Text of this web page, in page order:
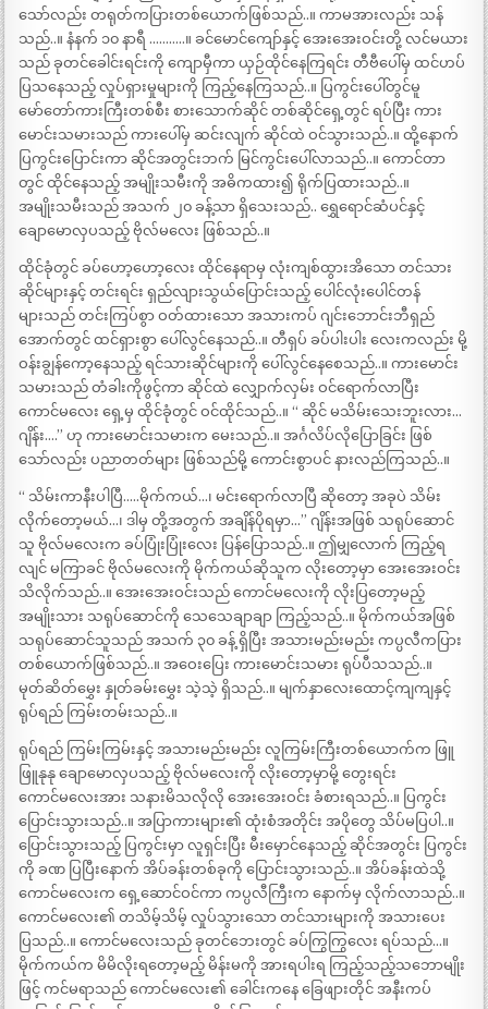
သော်လည်း တရုတ်ကပြားတစ်ယောက်ဖြစ်သည်..။ ကာမအားလည်း သန်
သည်..။ နံနက် ၁၀ နာရီ ………..။ ခင်မောင်ကျော်နှင့် အေးအေးဝင်းတို့ လင်မယား
သည် ခုတင်ခေါင်းရင်းကို ကျောမှီကာ ယှဉ်ထိုင်နေကြရင်း တီဗီပေါ်မှ ထင်ဟပ်
ပြသနေသည့် လှုပ်ရှားမှုများကို ကြည့်နေကြသည်..။ ပြကွင်းပေါ်တွင်မူ
မော်တော်ကားကြီးတစ်စီး စားသောက်ဆိုင် တစ်ဆိုင်ရှေ့တွင် ရပ်ပြီး ကား
မောင်းသမားသည် ကားပေါ်မှ ဆင်းလျက် ဆိုင်ထဲ ဝင်သွားသည်..။ ထို့နောက်
ပြကွင်းပြောင်းကာ ဆိုင်အတွင်းဘက် မြင်ကွင်းပေါ်လာသည်..။ ကောင်တာ
တွင် ထိုင်နေသည့် အမျိုးသမီးကို အဓိကထား၍ ရိုက်ပြထားသည်..။
အမျိုးသမီးသည် အသက် ၂၀ ခန့်သာ ရှိသေးသည်.. ရွှေရောင်ဆံပင်နှင့်
ချောမောလှပသည့် ဗိုလ်မလေး ဖြစ်သည်..။
ထိုင်ခုံတွင် ခပ်ဟော့ဟော့လေး ထိုင်နေရာမှ လုံးကျစ်ထွားအိသော တင်သား
ဆိုင်များနှင့် တင်းရင်း ရှည်လျားသွယ်ပြောင်းသည့် ပေါင်လုံးပေါင်တန်
များသည် တင်းကြပ်စွာ ဝတ်ထားသော အသားကပ် ဂျင်းဘောင်းဘီရှည်
အောက်တွင် ထင်ရှားစွာ ပေါ်လွင်နေသည်..။ တီရှပ် ခပ်ပါးပါး လေးကလည်း မို့
ဝန်းချွန်ကော့နေသည့် ရင်သားဆိုင်များကို ပေါ်လွင်နေစေသည်..။ ကားမောင်း
သမားသည် တံခါးကိုဖွင့်ကာ ဆိုင်ထဲ လျှောက်လှမ်း ဝင်ရောက်လာပြီး
ကောင်မလေး ရှေ့မှ ထိုင်ခုံတွင် ဝင်ထိုင်သည်..။ “ ဆိုင် မသိမ်းသေးဘူးလား…
ဂျိန်း….” ဟု ကားမောင်းသမားက မေးသည်..။ အင်္ဂလိပ်လိုပြောခြင်း ဖြစ်
သော်လည်း ပညာတတ်များ ဖြစ်သည်မို့ ကောင်းစွာပင် နားလည်ကြသည်..။
“ သိမ်းကာနီးပါပြီ…..မိုက်ကယ်…၊ မင်းရောက်လာပြီ ဆိုတော့ အခုပဲ သိမ်း
လိုက်တော့မယ်…၊ ဒါမှ တို့အတွက် အချိန်ပိုရမှာ…” ဂျိန်းအဖြစ် သရုပ်ဆောင်
သူ ဗိုလ်မလေးက ခပ်ပြုံးပြုံးလေး ပြန်ပြောသည်..။ ဤမျှလောက် ကြည့်ရ
လျင် မကြာခင် ဗိုလ်မလေးကို မိုက်ကယ်ဆိုသူက လိုးတော့မှာ အေးအေးဝင်း
သိလိုက်သည်..။ အေးအေးဝင်းသည် ကောင်မလေးကို လိုးပြတော့မည့်
အမျိုးသား သရုပ်ဆောင်ကို သေသေချာချာ ကြည့်သည်..။ မိုက်ကယ်အဖြစ်
သရုပ်ဆောင်သူသည် အသက် ၃၀ ခန့် ရှိပြီး အသားမည်းမည်း ကပ္ပလီကပြား
တစ်ယောက်ဖြစ်သည်..။ အဝေးပြေး ကားမောင်းသမား ရုပ်ပီသသည်..။
မုတ်ဆိတ်မွှေး နှုတ်ခမ်းမွှေး သဲ့သဲ့ ရှိသည်..။ မျက်နှာလေးထောင့်ကျကျနှင့်
ရုပ်ရည် ကြမ်းတမ်းသည်..။
ရုပ်ရည် ကြမ်းကြမ်းနှင့် အသားမည်းမည်း လူကြမ်းကြီးတစ်ယောက်က ဖြူ
ဖြူနုနု ချောမောလှပသည့် ဗိုလ်မလေးကို လိုးတော့မှာမို့ တွေးရင်း
ကောင်မလေးအား သနားမိသလိုလို အေးအေးဝင်း ခံစားရသည်..။ ပြကွင်း
ပြောင်းသွားသည်..။ အပြာကားများ၏ ထုံးစံအတိုင်း အပိုတွေ သိပ်မပြပါ..။
ပြောင်းသွားသည့် ပြကွင်းမှာ လူရှင်းပြီး မီးမှောင်နေသည့် ဆိုင်အတွင်း ပြကွင်း
ကို ခဏ ပြပြီးနောက် အိပ်ခန်းတစ်ခုကို ပြောင်းသွားသည်..။ အိပ်ခန်းထဲသို့
ကောင်မလေးက ရှေ့ဆောင်ဝင်ကာ ကပ္ပလီကြီးက နောက်မှ လိုက်လာသည်..။
ကောင်မလေး၏ တသိမ့်သိမ့် လှုပ်သွားသော တင်သားများကို အသားပေး
ပြသည်..။ ကောင်မလေးသည် ခုတင်ဘေးတွင် ခပ်ကြွကြွလေး ရပ်သည်…။
မိုက်ကယ်က မိမိလိုးရတော့မည့် မိန်းမကို အားရပါးရ ကြည့်သည့်သဘောမျိုး
ဖြင့် ကင်မရာသည် ကောင်မလေး၏ ခေါင်းကနေ ခြေဖျားတိုင် အနီးကပ်